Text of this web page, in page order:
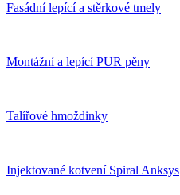
Fasádní lepící a stěrkové tmely
Montážní a lepící PUR pěny
Talířové hmoždinky
Injektované kotvení Spiral Anksys